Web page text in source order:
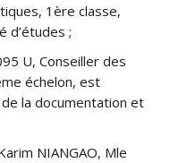
1ère classe,
d’études ;
U, Conseiller des
échelon, est
la documentation et
NIANGAO, Mle